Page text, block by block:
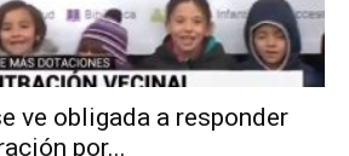
ve obligada a responder
por...